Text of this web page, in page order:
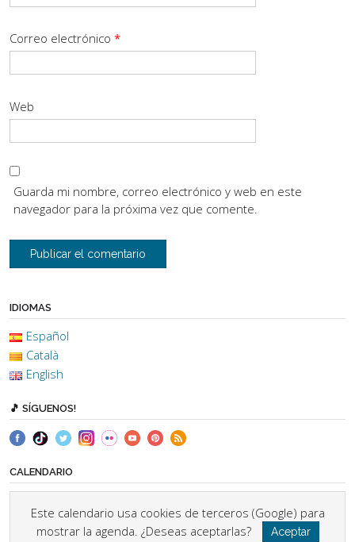
Correo electrónico *
Web
Guarda mi nombre, correo electrónico y web en este
navegador para la próxima vez que comente.
IDIOMAS
Español
Català
English
🎵 SÍGUENOS!
CALENDARIO
Este calendario usa cookies de terceros (Google) para
mostrar la agenda. ¿Deseas aceptarlas?
Aceptar